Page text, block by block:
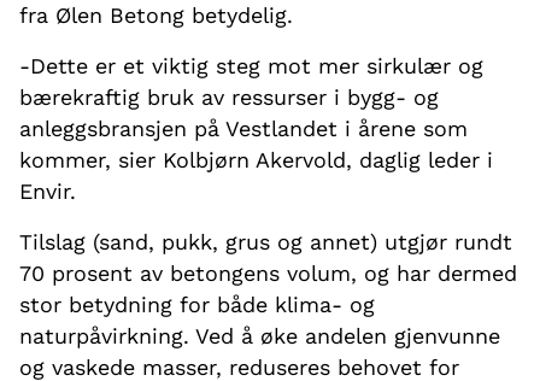
fra Ølen Betong betydelig.
-Dette er et viktig steg mot mer sirkulær og
bærekraftig bruk av ressurser i bygg- og
anleggsbransjen på Vestlandet i årene som
kommer, sier Kolbjørn Akervold, daglig leder i
Envir.
Tilslag (sand, pukk, grus og annet) utgjør rundt
70 prosent av betongens volum, og har dermed
stor betydning for både klima- og
naturpåvirkning. Ved å øke andelen gjenvunne
og vaskede masser, reduseres behovet for